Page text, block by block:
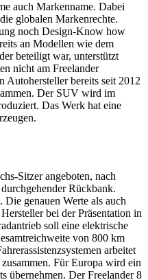
auch Markenname. Dabei
globalen Markenrechte.
noch Design-Know how
an Modellen wie dem
beteiligt war, unterstützt
nicht am Freelander
Autohersteller bereits seit 2012
Der SUV wird im
Das Werk hat eine
Sitzer angeboten, nach
Rückbank.
genauen Werte als auch
bei der Präsentation in
soll eine elektrische
von 800 km
arbeitet
Für Europa wird ein
übernehmen. Der Freelander 8